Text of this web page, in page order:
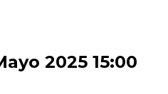
2025 15:00